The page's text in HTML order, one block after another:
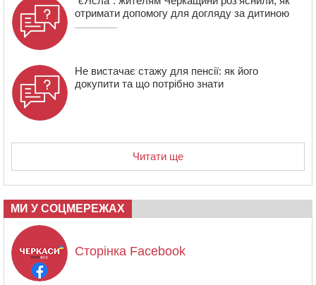
отримати допомогу для догляду за дитиною
Не вистачає стажу для пенсії: як його
докупити та що потрібно знати
Читати ще
МИ У СОЦМЕРЕЖАХ
Сторінка Facebook